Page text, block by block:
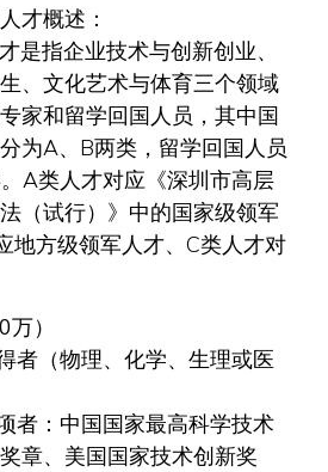
才概述：
指企业技术与创新创业、
、文化艺术与体育三个领域
家和留学回国人员，其中国
为A、B两类，留学回国人员
A类人才对应《深圳市高层
（试行）》中的国家级领军
地方级领军人才、C类人才对
）
（物理、化学、生理或医
：中国国家最高科学技术
章、美国国家技术创新奖